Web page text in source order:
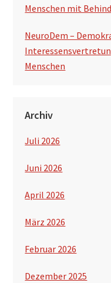
Menschen mit
NeuroDem –
Menschen
Archiv
Juli 2026
Juni 2026
April 2026
März 2026
Februar 2026
Dezember 2025